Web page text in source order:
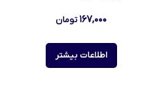
۱۶۷,۰۰۰تومان
اطلاعات بیشتر